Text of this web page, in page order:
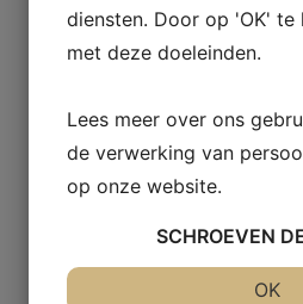
Diamantschijven
Aka-Piatto 1200+
diensten. Door op 'OK'
met deze doeleinden.
Lees meer over ons
de verwerking van
op onze website.
SCHROEVEN
OK